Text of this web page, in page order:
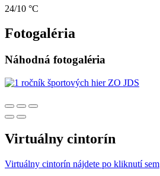
24/10 °C
Fotogaléria
Náhodná fotogaléria
Virtuálny cintorín
Virtuálny cintorín nájdete po kliknutí sem